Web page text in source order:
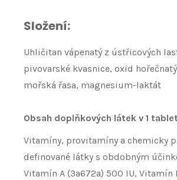
Složení:
Uhličitan vápenatý z ústřicových
pivovarské kvasnice, oxid
mořská řasa, magnesium-laktát
Obsah doplňkových látek v 1
Vitamíny, provitamíny a chemicky
definované látky s obdobným
Vitamín A (3a672a) 500 IU, Vitamín